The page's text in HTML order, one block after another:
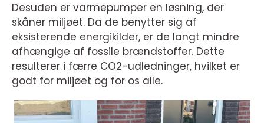
Desuden er varmepumper en løsning, der
skåner miljøet. Da de benytter sig af
eksisterende energikilder, er de langt mindre
afhængige af fossile brændstoffer. Dette
resulterer i færre CO2-udledninger, hvilket er
godt for miljøet og for os alle.